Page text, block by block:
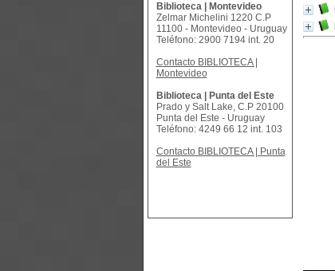
Biblioteca | Montevideo
Zelmar Michelini 1220 C.P
11100 - Montevideo - Uruguay
Teléfono: 2900 7194 int. 20
Contacto BIBLIOTECA |
Montevideo
Biblioteca | Punta del Este
Prado y Salt Lake, C.P 20100
Punta del Este - Uruguay
Teléfono: 4249 66 12 int. 103
Contacto BIBLIOTECA | Punta
del Este